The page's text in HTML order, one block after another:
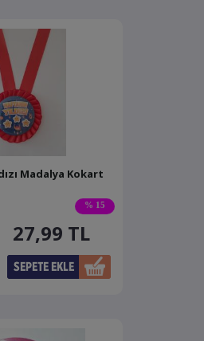
% 15
Madalya Kokart
27,99 TL